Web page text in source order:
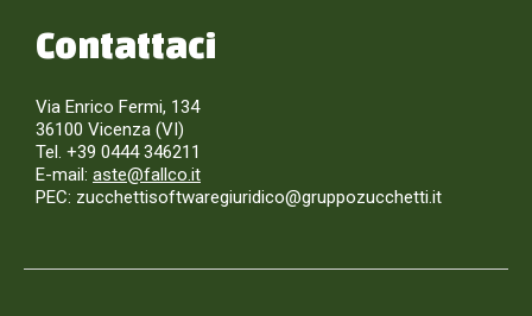
Contattaci
Via Enrico Fermi, 134
36100 Vicenza (VI)
Tel. +39 0444 346211
E-mail: aste@fallco.it
PEC: zucchettisoftwaregiuridico@gruppozucchetti.it